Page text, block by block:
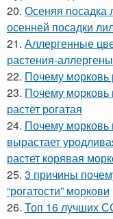
20. Осеняя посадка
осенней посадки
21. Аллергенные
растения-аллергены
22. Почему морковь
23. Почему морковь
растет рогатая
24. Почему морковь
вырастает
растет корявая
25. 3 причины
“рогатости” моркови
26. Топ 16 лучших